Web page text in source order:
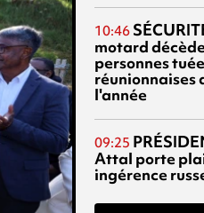
10:46
motard
personnes
réunionnaises
l'année
09:25
Attal porte
ingérence